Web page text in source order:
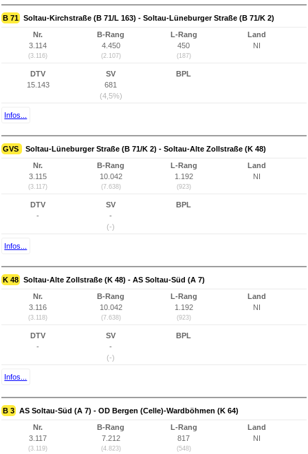
B 71 Soltau-Kirchstraße (B 71/L 163) - Soltau-Lüneburger Straße (B 71/K 2)
Nr.
3.114
(3.116)
B-Rang
4.450
(2.107)
L-Rang
450
(187)
Land
NI
DTV
15.143
SV
681
(4,5%)
BPL
Infos...
GVS Soltau-Lüneburger Straße (B 71/K 2) - Soltau-Alte Zollstraße (K 48)
Nr.
3.115
(3.117)
B-Rang
10.042
(7.638)
L-Rang
1.192
(923)
Land
NI
DTV
-
SV
-
(-)
BPL
Infos...
K 48 Soltau-Alte Zollstraße (K 48) - AS Soltau-Süd (A 7)
Nr.
3.116
(3.118)
B-Rang
10.042
(7.638)
L-Rang
1.192
(923)
Land
NI
DTV
-
SV
-
(-)
BPL
Infos...
B 3 AS Soltau-Süd (A 7) - OD Bergen (Celle)-Wardböhmen (K 64)
Nr.
3.117
(3.119)
B-Rang
7.212
(4.823)
L-Rang
817
(548)
Land
NI